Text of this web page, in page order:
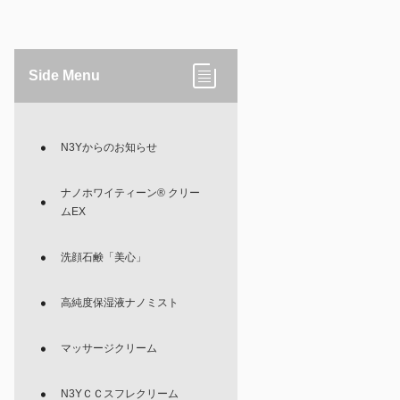
Side Menu
N3Yからのお知らせ
ナノホワイティーン® クリー
ムEX
洗顔石鹸「美心」
高純度保湿液ナノミスト
マッサージクリーム
N3YＣＣスフレクリーム